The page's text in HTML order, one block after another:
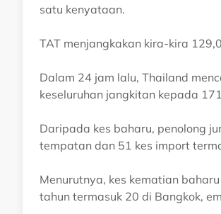
satu kenyataan.
TAT menjangkakan kira-kira
Dalam 24 jam lalu, Thailand
keseluruhan jangkitan kepada
Daripada kes baharu, penolong
tempatan dan 51 kes import
Menurutnya, kes kematian
tahun termasuk 20 di Bangkok,